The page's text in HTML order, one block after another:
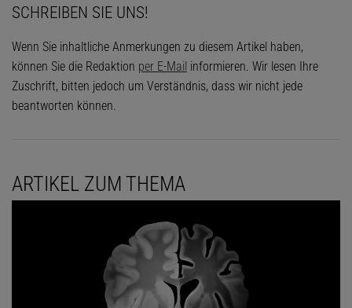
SCHREIBEN SIE UNS!
Wenn Sie inhaltliche Anmerkungen zu diesem Artikel haben,
können Sie die Redaktion per E-Mail informieren. Wir lesen Ihre
Zuschrift, bitten jedoch um Verständnis, dass wir nicht jede
beantworten können.
ARTIKEL ZUM THEMA